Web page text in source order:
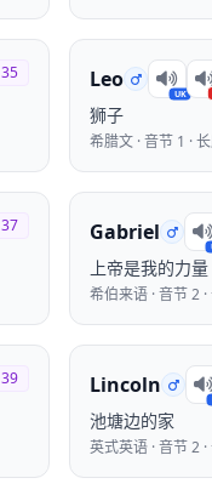
35 Leo
UK
狮子
希腊文 · 音节 1 ·
37 Gabriel
上帝是我的力量
希伯来语 · 音节 2
39 Lincoln
池塘边的家
英式英语 · 音节 2